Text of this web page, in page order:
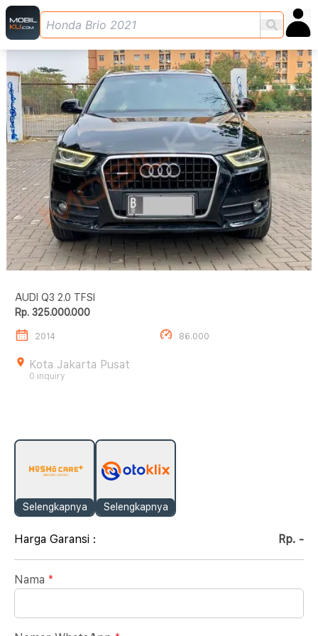
AUDI Q3 2.0 TFSI
Rp. 325.000.000
2014 86.000
Kota Jakarta Pusat
0 inquiry
Selengkapnya Selengkapnya
Harga Garansi : Rp. -
Nama *